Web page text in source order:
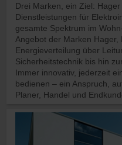
Drei Marken, ein Ziel:
Dienstleistungen für
gesamte Spektrum im
Angebot der Marken
Energieverteilung über
Sicherheitstechnik bis hin
Immer innovativ, jederzeit
bedienen – ein Anspruch,
Planer, Handel und